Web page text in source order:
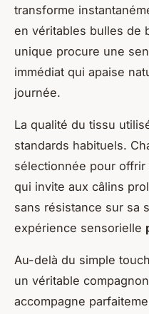
transforme
en véritables bulles de
unique procure une
immédiat qui apaise
journée.
La qualité du tissu
standards habituels.
sélectionnée pour
qui invite aux câlins
sans résistance sur sa
expérience sensorielle
Au-delà du simple
un véritable
accompagne